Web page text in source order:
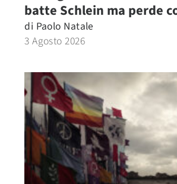
batte Schlein ma perde
di Paolo Natale
3 Agosto 2026